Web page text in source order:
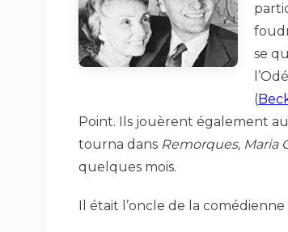
se
(
Point. Ils jouèrent également
tourna dans Remorques, Maria
quelques mois.
Il était l’oncle de la